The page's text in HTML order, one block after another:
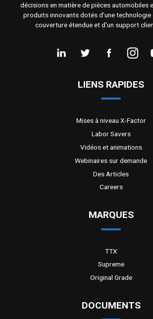
décisions en matière de pièces automobiles
produits innovants dotés d’une technologie
couverture étendue et d’un support
LIENS RAPIDES
Mises à niveau X-Factor
Labor Savers
Vidéos et animations
Webinaires sur demande
Des Articles
Careers
MARQUES
TTX
Supreme
Original Grade
DOCUMENTS